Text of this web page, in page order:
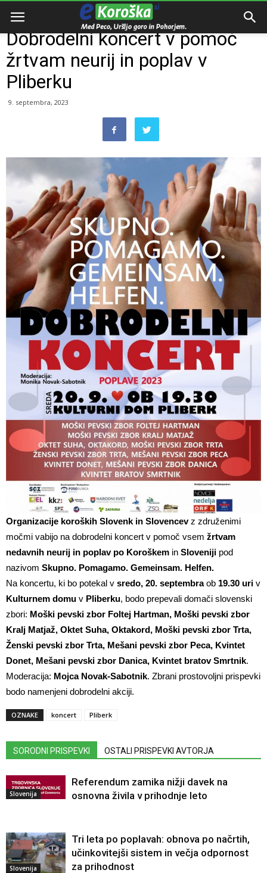
Domov
Dobrodelni koncert v pomoč
žrtvam neurij in poplav v
Pliberku
9. septembra, 2023
Organizacije koroških Slovenk in Slovencevz združenimi
močmi vabijo na dobrodelni koncert v pomoč vsem žrtvam
nedavnih neurij in poplav po Koroškem in Sloveniji pod
nazivom Skupno. Pomagamo. Gemeinsam. Helfen.
Na koncertu, ki bo potekal v sredo, 20. septembraob 19.30 uri v
Kulturnem domu v Pliberku, bodo prepevali domači slovenski
zbori: Moški pevski zbor Foltej Hartman, Moški pevski zbor
Kralj Matjaž, Oktet Suha, Oktakord, Moški pevski zbor Trta,
Ženski pevski zbor Trta, Mešani pevski zbor Peca, Kvintet
Donet, Mešani pevski zbor Danica, Kvintet bratov Smrtnik.
Moderacija: Mojca Novak-Sabotnik. Zbrani prostovoljni prispevki
bodo namenjeni dobrodelni akciji.
OZNAKE koncert Pliberk
SORODNI PRISPEVKI OSTALI PRISPEVKI AVTORJA
Slovenija
Referendum zamika nižji davek na
osnovna živila v prihodnje leto
Slovenija
Tri leta po poplavah: obnova po načrtih,
učinkovitejši sistem in večja odpornost
za prihodnost